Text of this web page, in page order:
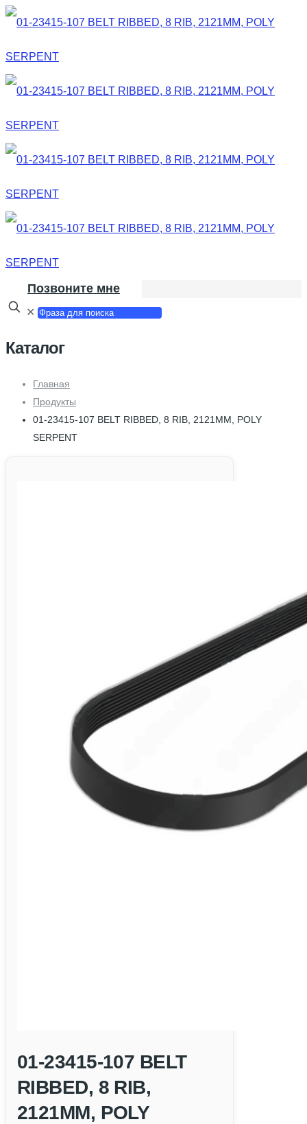
Позвоните мне
✕
Каталог
Главная
Продукты
01-23415-107 BELT RIBBED, 8 RIB, 2121MM, POLY
SERPENT
01-23415-107 BELT
RIBBED, 8 RIB,
2121MM, POLY